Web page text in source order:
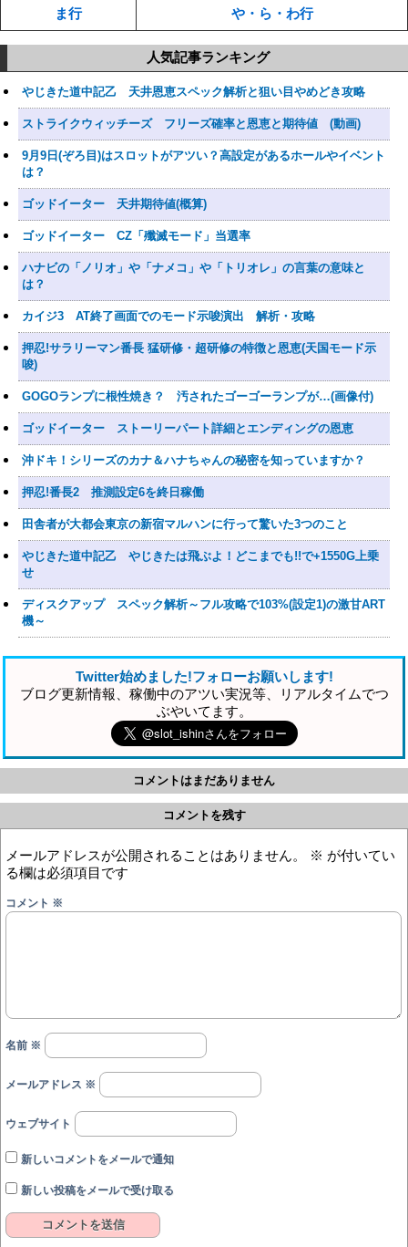
ま行 や・ら・わ行
人気記事ランキング
やじきた道中記乙 天井恩恵スペック解析と狙い目やめどき攻略
ストライクウィッチーズ フリーズ確率と恩恵と期待値 (動画)
9月9日(ぞろ目)はスロットがアツい？高設定があるホールやイベント
は？
ゴッドイーター 天井期待値(概算)
ゴッドイーター CZ「殲滅モード」当選率
ハナビの「ノリオ」や「ナメコ」や「トリオレ」の言葉の意味と
は？
カイジ3 AT終了画面でのモード示唆演出 解析・攻略
押忍!サラリーマン番長 猛研修・超研修の特徴と恩恵(天国モード示
唆)
GOGOランプに根性焼き？ 汚されたゴーゴーランプが…(画像付)
ゴッドイーター ストーリーパート詳細とエンディングの恩恵
沖ドキ！シリーズのカナ＆ハナちゃんの秘密を知っていますか？
押忍!番長2 推測設定6を終日稼働
田舎者が大都会東京の新宿マルハンに行って驚いた3つのこと
やじきた道中記乙 やじきたは飛ぶよ！どこまでも!!で+1550G上乗
せ
ディスクアップ スペック解析～フル攻略で103%(設定1)の激甘ART
機～
Twitter始めました!フォローお願いします!
ブログ更新情報、稼働中のアツい実況等、リアルタイムでつ
ぶやいてます。
コメントはまだありません
コメントを残す
メールアドレスが公開されることはありません。 ※ が付いてい
る欄は必須項目です
コメント ※
名前 ※
メールアドレス ※
ウェブサイト
新しいコメントをメールで通知
新しい投稿をメールで受け取る